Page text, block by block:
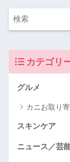
カテゴリ
グルメ
カニお取り
スキンケア
ニュース／芸